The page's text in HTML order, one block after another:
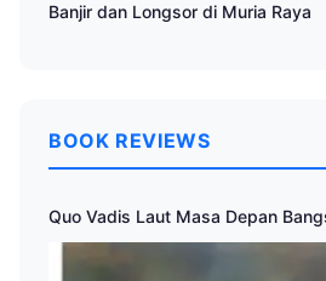
Banjir dan Longsor di Muria Raya
BOOK REVIEWS
Quo Vadis Laut Masa Depan